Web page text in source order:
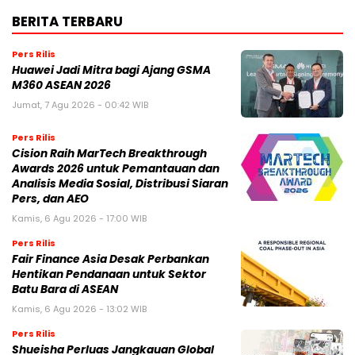
BERITA TERBARU
Pers Rilis
Huawei Jadi Mitra bagi Ajang GSMA
M360 ASEAN 2026
Jumat, 7 Agu 2026 - 00:42 WIB
Pers Rilis
Cision Raih MarTech Breakthrough
Awards 2026 untuk Pemantauan dan
Analisis Media Sosial, Distribusi Siaran
Pers, dan AEO
Kamis, 6 Agu 2026 - 17:00 WIB
Pers Rilis
Fair Finance Asia Desak Perbankan
Hentikan Pendanaan untuk Sektor
Batu Bara di ASEAN
Kamis, 6 Agu 2026 - 13:02 WIB
Pers Rilis
Shueisha Perluas Jangkauan Global